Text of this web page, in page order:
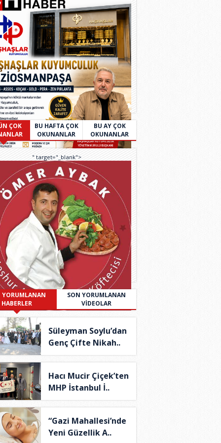
ÇOK
BU HAFTA ÇOK
OKUNANLAR
BU AY ÇOK
OKUNANLAR
" target="_blank">
YORUMLANAN
HABERLER
SON YORUMLANAN
VİDEOLAR
Süleyman Soylu’dan
Genç Çifte Nikah..
Hacı Mucir Çiçek’ten
MHP İstanbul İ..
“Gazi Mahallesi’nde
Yeni Güzellik A..